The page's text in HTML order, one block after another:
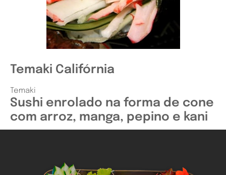
Temaki Califórnia
Temaki
Sushi enrolado na forma de cone
com arroz, manga, pepino e kani